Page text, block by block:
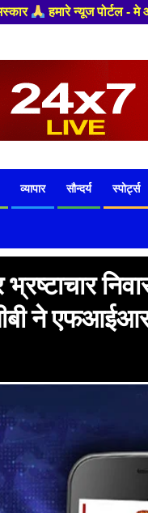
,यहाँ आपको हमेशा ताजा
व्यापार सौन्दर्य स्पोर्ट्स
ने एफआईआर